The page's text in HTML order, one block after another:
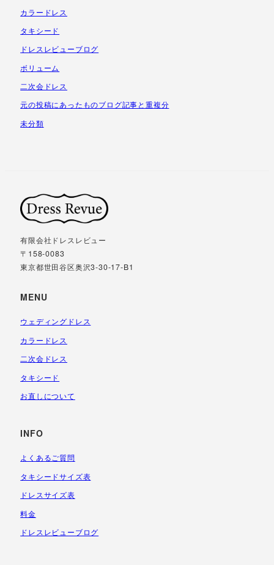
カラードレス
タキシード
ドレスレビューブログ
ボリューム
二次会ドレス
元の投稿にあったものブログ記事と重複分
未分類
有限会社ドレスレビュー
〒158-0083
東京都世田谷区奥沢3-30-17-B1
MENU
ウェディングドレス
カラードレス
二次会ドレス
タキシード
お直しについて
INFO
よくあるご質問
タキシードサイズ表
ドレスサイズ表
料金
ドレスレビューブログ